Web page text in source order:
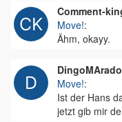
Comment-
Move!:
Ähm, okayy.
Move!:
Ist der Hans
jetzt gib mir